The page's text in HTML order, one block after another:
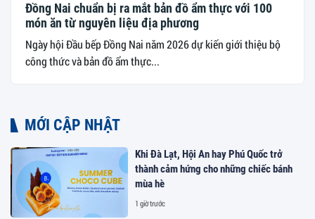
Đồng Nai chuẩn bị ra mắt bản đồ ẩm thực với 100
món ăn từ nguyên liệu địa phương
Ngày hội Đầu bếp Đồng Nai năm 2026 dự kiến giới thiệu bộ
công thức và bản đồ ẩm thực...
MỚI CẬP NHẬT
Khi Đà Lạt, Hội An hay Phú Quốc trở
thành cảm hứng cho những chiếc bánh
mùa hè
1 giờ trước